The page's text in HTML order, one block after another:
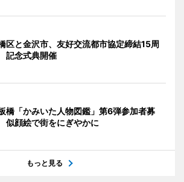
区と金沢市、友好交流都市協定締結15周
念式典開催
板橋「かみいた人物図鑑」第6弾参加者募
顔絵で街をにぎやかに
もっと見る